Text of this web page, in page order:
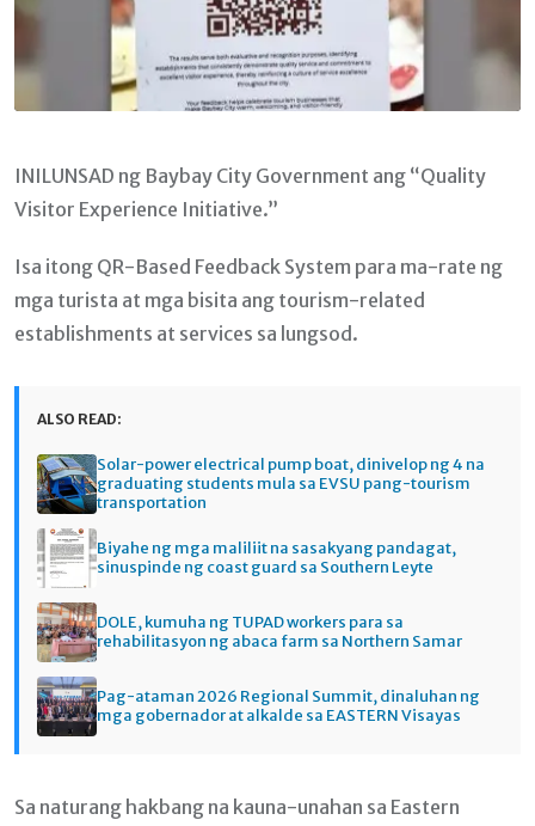
INILUNSAD ng Baybay City Government ang “Quality
Visitor Experience Initiative.”
Isa itong QR-Based Feedback System para ma-rate ng
mga turista at mga bisita ang tourism-related
establishments at services sa lungsod.
ALSO READ:
Solar-power electrical pump boat, dinivelop ng 4 na
graduating students mula sa EVSU pang-tourism
transportation
Biyahe ng mga maliliit na sasakyang pandagat,
sinuspinde ng coast guard sa Southern Leyte
DOLE, kumuha ng TUPAD workers para sa
rehabilitasyon ng abaca farm sa Northern Samar
Pag-ataman 2026 Regional Summit, dinaluhan ng
mga gobernador at alkalde sa EASTERN Visayas
Sa naturang hakbang na kauna-unahan sa Eastern